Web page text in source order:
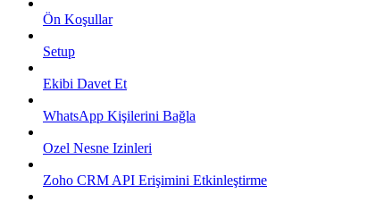
Ön Koşullar
Setup
Ekibi Davet Et
WhatsApp Kişilerini Bağla
Ozel Nesne Izinleri
Zoho CRM API Erişimini Etkinleştirme